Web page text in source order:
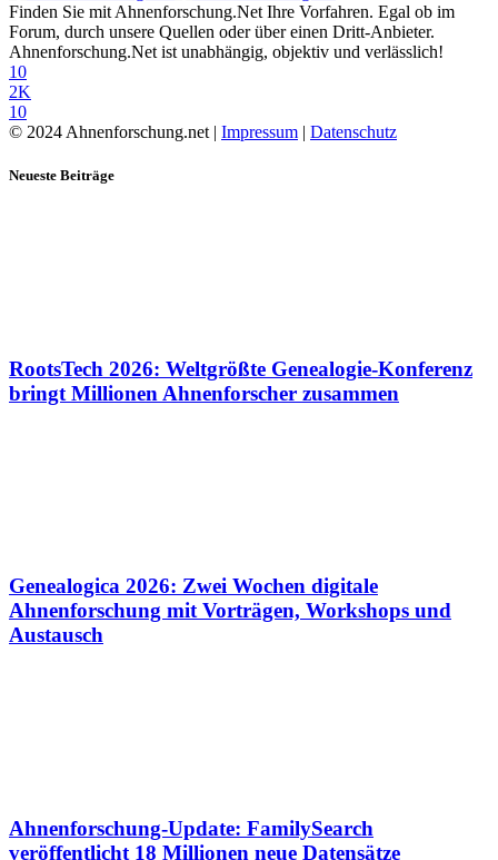
Finden Sie mit Ahnenforschung.Net Ihre Vorfahren. Egal ob im
Forum, durch unsere Quellen oder über einen Dritt-Anbieter.
Ahnenforschung.Net ist unabhängig, objektiv und verlässlich!
10
2K
10
© 2024 Ahnenforschung.net | Impressum | Datenschutz
Neueste Beiträge
RootsTech 2026: Weltgrößte Genealogie-Konferenz
bringt Millionen Ahnenforscher zusammen
Genealogica 2026: Zwei Wochen digitale
Ahnenforschung mit Vorträgen, Workshops und
Austausch
Ahnenforschung-Update: FamilySearch
veröffentlicht 18 Millionen neue Datensätze